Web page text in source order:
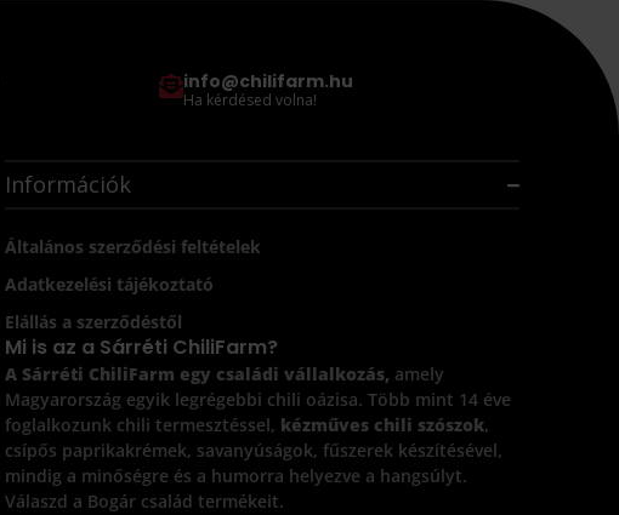
info@chilifarm.hu
Ha kérdésed volna!
Információk
Általános szerződési feltételek
Adatkezelési tájékoztató
Elállás a szerződéstől
Mi is az a Sárréti ChiliFarm?
A Sárréti ChiliFarm egy családi vállalkozás, amely
Magyarország egyik legrégebbi chili oázisa. Több mint 14 éve
foglalkozunk chili termesztéssel, kézműves chili szószok,
csípős paprikakrémek, savanyúságok, fűszerek készítésével,
mindig a minőségre és a humorra helyezve a hangsúlyt.
Válaszd a Bogár család termékeit.